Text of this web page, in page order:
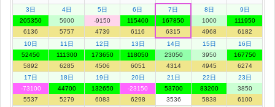
3日
205350
6136
4日
5900
5757
5日
-9150
4739
6日
115400
6116
7日
167850
6315
8日
1000
4968
9日
111950
6182
10日
52450
5892
11日
111300
6285
12日
173650
4506
13日
118050
6051
14日
23050
4314
15日
3950
4945
16日
167750
6274
17日
-73100
5537
18日
44700
5279
19日
132650
6083
20日
-23150
6298
21日
53700
3536
22日
83200
5838
23日
3850
6100